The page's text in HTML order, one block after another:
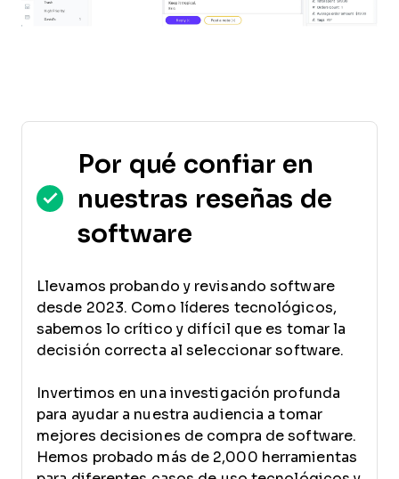
Por qué confiar en
nuestras reseñas de
software
Llevamos probando y revisando software
desde 2023. Como líderes tecnológicos,
sabemos lo crítico y difícil que es tomar la
decisión correcta al seleccionar software.
Invertimos en una investigación profunda
para ayudar a nuestra audiencia a tomar
mejores decisiones de compra de software.
Hemos probado más de 2,000 herramientas